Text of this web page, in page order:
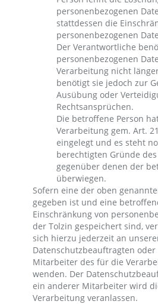
personenbezogenen
stattdessen die
personenbezogenen
Der Verantwortliche
personenbezogenen
Verarbeitung nicht
benötigt sie jedoch zur
Ausübung oder
Rechtsansprüchen.
Die betroffene Person
Verarbeitung gem. Art.
eingelegt und es steht
berechtigten Gründe
gegenüber denen der
überwiegen.
Sofern eine der oben
gegeben ist und eine
Einschränkung von
der Tolzin gespeichert sind,
sich hierzu jederzeit an
Datenschutzbeauftragten
Mitarbeiter des für die
wenden. Der
ein anderer Mitarbeiter wird
Verarbeitung veranlassen.